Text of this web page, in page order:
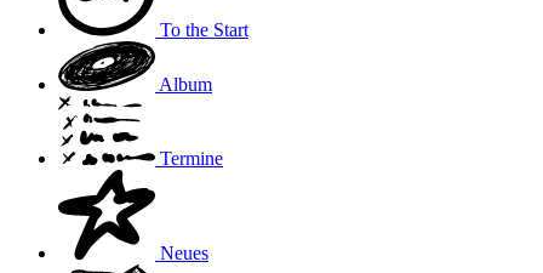
To the Start
Album
Termine
Neues